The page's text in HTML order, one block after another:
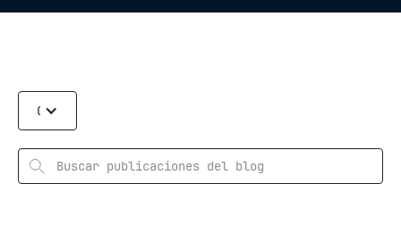
Categories
Rechercher